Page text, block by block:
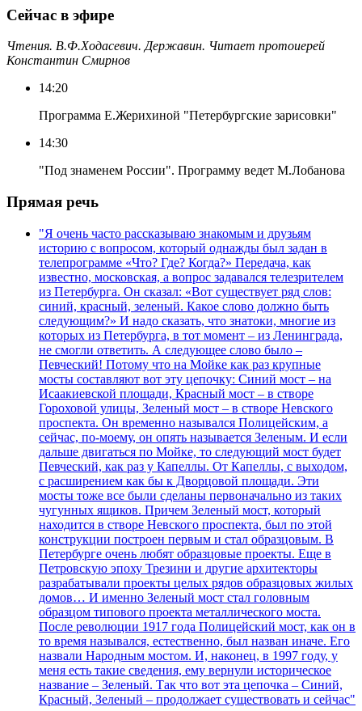
Сейчас в эфире
Чтения. В.Ф.Ходасевич. Державин. Читает протоиерей
Константин Смирнов
14:20
Программа Е.Жерихиной "Петербургские зарисовки"
14:30
"Под знаменем России". Программу ведет М.Лобанова
Прямая речь
"Я очень часто рассказываю знакомым и друзьям
историю с вопросом, который однажды был задан в
телепрограмме «Что? Где? Когда?» Передача, как
известно, московская, а вопрос задавался телезрителем
из Петербурга. Он сказал: «Вот существует ряд слов:
синий, красный, зеленый. Какое слово должно быть
следующим?» И надо сказать, что знатоки, многие из
которых из Петербурга, в тот момент – из Ленинграда,
не смогли ответить. А следующее слово было –
Певческий! Потому что на Мойке как раз крупные
мосты составляют вот эту цепочку: Синий мост – на
Исаакиевской площади, Красный мост – в створе
Гороховой улицы, Зеленый мост – в створе Невского
проспекта. Он временно назывался Полицейским, а
сейчас, по-моему, он опять называется Зеленым. И если
дальше двигаться по Мойке, то следующий мост будет
Певческий, как раз у Капеллы. От Капеллы, с выходом,
с расширением как бы к Дворцовой площади. Эти
мосты тоже все были сделаны первоначально из таких
чугунных ящиков. Причем Зеленый мост, который
находится в створе Невского проспекта, был по этой
конструкции построен первым и стал образцовым. В
Петербурге очень любят образцовые проекты. Еще в
Петровскую эпоху Трезини и другие архитекторы
разрабатывали проекты целых рядов образцовых жилых
домов… И именно Зеленый мост стал головным
образцом типового проекта металлического моста.
После революции 1917 года Полицейский мост, как он в
то время назывался, естественно, был назван иначе. Его
назвали Народным мостом. И, наконец, в 1997 году, у
меня есть такие сведения, ему вернули историческое
название – Зеленый. Так что вот эта цепочка – Синий,
Красный, Зеленый – продолжает существовать и сейчас"